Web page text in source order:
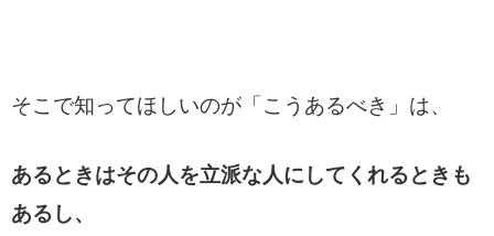
そこで知ってほしいのが「こうあるべき」は、
あるときはその人を立派な人にしてくれるときも
あるし、